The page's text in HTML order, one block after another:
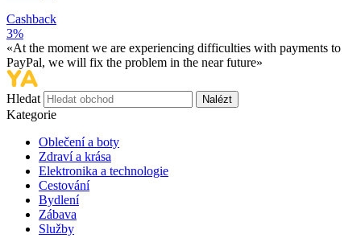
Cashback
3%
«At the moment we are experiencing difficulties with payments to
PayPal, we will fix the problem in the near future»
Hledat Nalézt
Kategorie
Oblečení a boty
Zdraví a krása
Elektronika a technologie
Cestování
Bydlení
Zábava
Služby